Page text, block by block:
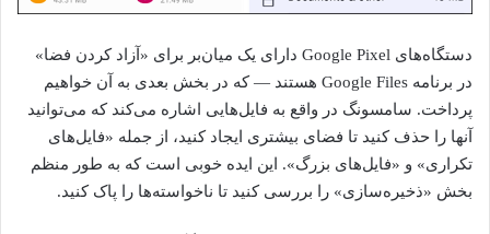
دستگاه‌های Google Pixel دارای یک میان‌بر برای «آزاد کردن فضا»
در برنامه Google Files هستند — که در بخش بعدی به آن خواهیم
پرداخت. سامسونگ در واقع به فایل‌هایی اشاره می‌کند که می‌توانید
آنها را حذف کنید تا فضای بیشتری ایجاد کنید، از جمله «فایل‌های
تکراری» و «فایل‌های بزرگ». این ایده خوبی است که به طور منظم
بخش «ذخیره‌سازی» را بررسی کنید تا ناخواسته‌ها را پاک کنید.